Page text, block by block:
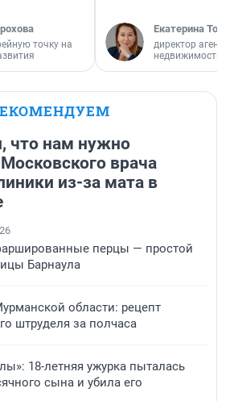
точку на
Екатерина
директор
недвижимости
что нам нужно
врача
из-за мата в
26
перцы — простой
Барнаула
области: рецепт
штруделя за полчаса
18-летняя ужурка пыталась
сына и убила его